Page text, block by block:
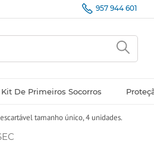
957 944 601
De Primeiros Socorros
tamanho único, 4 unidades.